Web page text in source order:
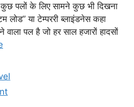
पलों के लिए सामने कुछ भी दिखना
या टेम्पररी ब्लाइंडनेस कहा
वाला पल है जो हर साल हजारों हादसों